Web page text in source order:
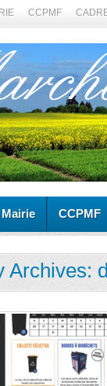
CCPMF
Mairie CCPMF
Archives: